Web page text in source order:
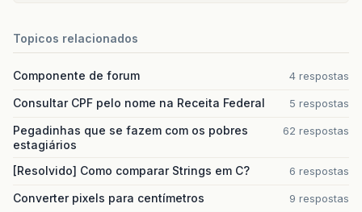
Topicos relacionados
Componente de forum 4 respostas
Consultar CPF pelo nome na Receita Federal 5 respostas
Pegadinhas que se fazem com os pobres
estagiários
62 respostas
[Resolvido] Como comparar Strings em C? 6 respostas
Converter pixels para centímetros 9 respostas